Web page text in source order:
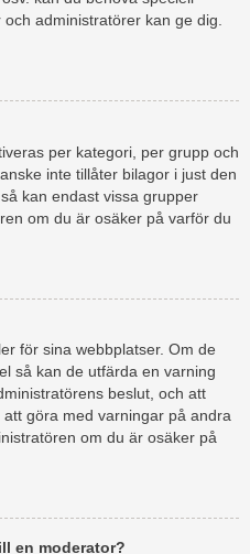
administratörer kan ge dig.
per kategori, per grupp och
inte tillåter bilagor i just den
kan endast vissa grupper
om du är osäker på varför du
för sina webbplatser. Om de
så kan de utfärda en varning
beslut, och att
göra med varningar på andra
om du är osäker på
en moderator?